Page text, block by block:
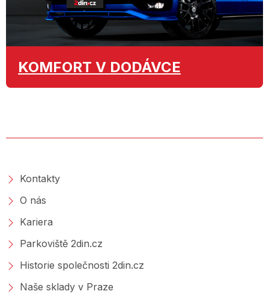
KOMFORT V DODÁVCE
Kontakty
O nás
Kariera
Parkoviště 2din.cz
Historie společnosti 2din.cz
Naše sklady v Praze